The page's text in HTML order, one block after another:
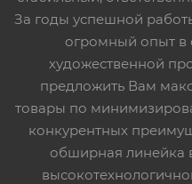
За годы успешной
огромный опыт в
художественной
предложить Вам
товары по
конкурентных
обширная линейка